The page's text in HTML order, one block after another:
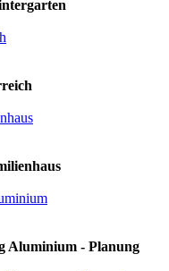
Aluminium - Planung